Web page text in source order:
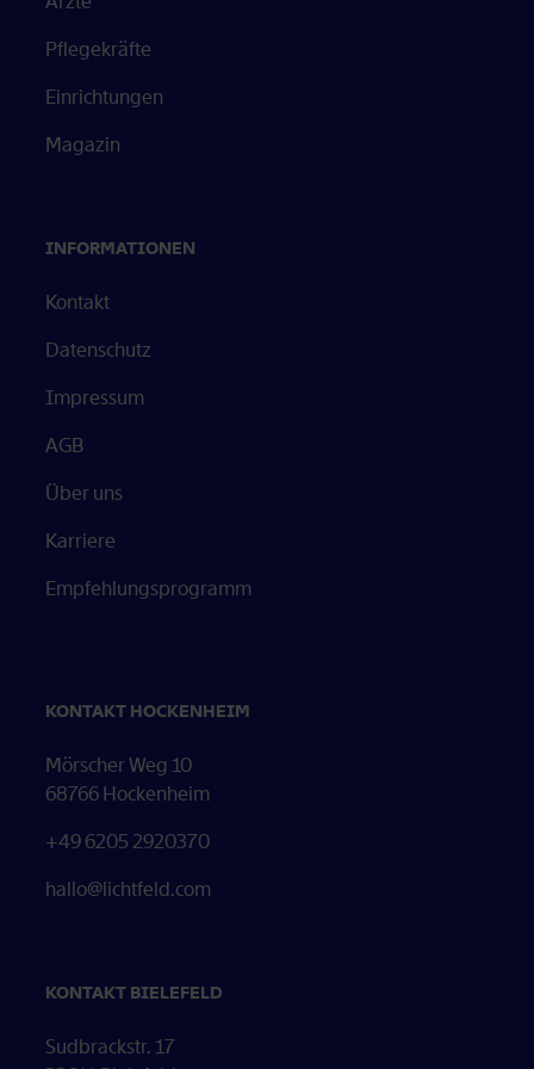
Pflegekräfte
Einrichtungen
Magazin
INFORMATIONEN
Kontakt
Datenschutz
Impressum
AGB
Über uns
Karriere
Empfehlungsprogramm
KONTAKT HOCKENHEIM
Mörscher Weg 10
68766 Hockenheim
+49 6205 2920370
hallo@lichtfeld.com
KONTAKT BIELEFELD
Sudbrackstr. 17